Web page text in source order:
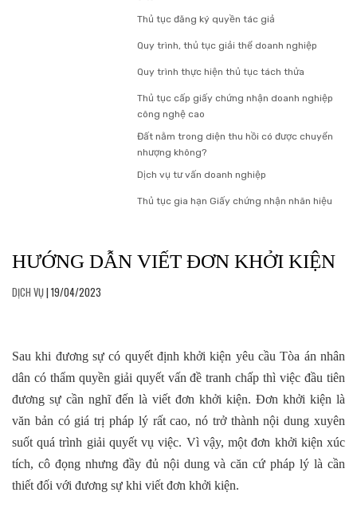
Thủ tục đăng ký quyền tác giả
Quy trình, thủ tục giải thể doanh nghiệp
Quy trình thực hiện thủ tục tách thửa
Thủ tục cấp giấy chứng nhận doanh nghiệp
công nghệ cao
Đất nằm trong diện thu hồi có được chuyển
nhượng không?
Dịch vụ tư vấn doanh nghiệp
Thủ tục gia hạn Giấy chứng nhận nhãn hiệu
HƯỚNG DẪN VIẾT ĐƠN KHỞI KIỆN
DỊCH VỤ| 19/04/2023
Sau khi đương sự có quyết định khởi kiện yêu cầu Tòa án nhân
dân có thẩm quyền giải quyết vấn đề tranh chấp thì việc đầu tiên
đương sự cần nghĩ đến là viết đơn khởi kiện. Đơn khởi kiện là
văn bản có giá trị pháp lý rất cao, nó trở thành nội dung xuyên
suốt quá trình giải quyết vụ việc. Vì vậy, một đơn khởi kiện xúc
tích, cô đọng nhưng đầy đủ nội dung và căn cứ pháp lý là cần
thiết đối với đương sự khi viết đơn khởi kiện.